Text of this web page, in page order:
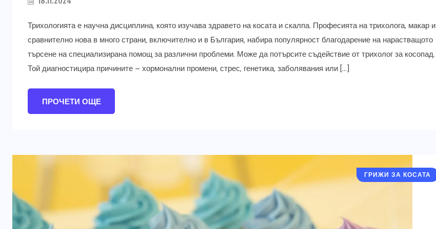
Трихологията е научна дисциплина, която изучава здравето на косата и скалпа. Професията на трихолога, макар и
сравнително нова в много страни, включително и в България, набира популярност благодарение на нарастващото
търсене на специализирана помощ за различни проблеми. Може да потърсите съдействие от трихолог за косопад.
Той диагностицира причините – хормонални промени, стрес, генетика, заболявания или […]
ПРОЧЕТИ ОЩЕ
ГРИЖИ ЗА КОСАТА